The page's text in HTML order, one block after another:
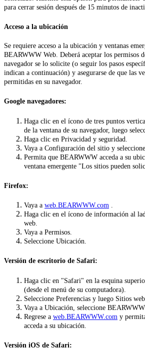
para cerrar sesión después de 15 minutos de
Acceso a la ubicación
Se requiere acceso a la ubicación y ventanas
BEARWWW Web. Deberá aceptar los permisos
navegador se lo solicite (o seguir los pasos
indican a continuación) y asegurarse de que las
permitidas en su navegador.
Google navegadores:
Haga clic en el ícono de tres puntos
de la ventana de su navegador, luego
Haga clic en Privacidad y seguridad.
Vaya a Configuración del sitio y
Permita que BEARWWW acceda a su
ventana emergente "Los sitios pueden
Firefox:
Vaya a web.BEARWWW.com .
Haga clic en el ícono de información al
web.
Vaya a Permisos.
Seleccione Ubicación.
Versión de escritorio de Safari:
Haga clic en "Safari" en la esquina
(desde el menú de su computadora).
Seleccione Preferencias y luego Sitios web.
Vaya a Ubicación, seleccione
Regrese a web.BEARWWW.com y
acceda a su ubicación.
Versión iOS de Safari: